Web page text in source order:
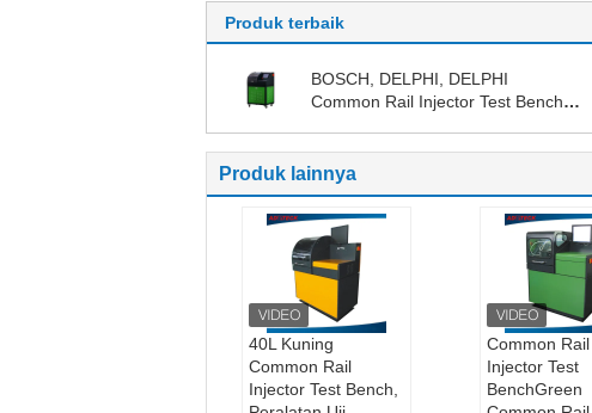
Produk terbaik
BOSCH, DELPHI, DELPHI
Common Rail Injector Test Bench,
Produk lainnya
40L Kuning
Common Rail
Injector Test Bench,
Common Rail
Injector Test
BenchGreen